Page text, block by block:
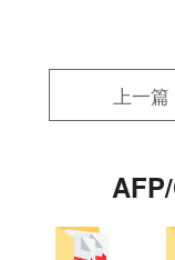
上一篇